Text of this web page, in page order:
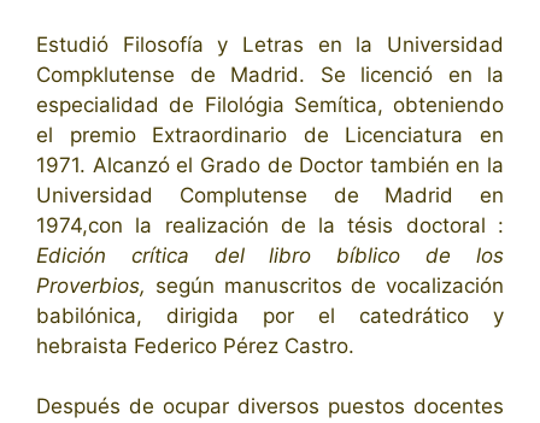
Estudió Filosofía y Letras en la Universidad
Compklutense de Madrid. Se licenció en la
especialidad de Filológia Semítica, obteniendo
el premio Extraordinario de Licenciatura en
1971. Alcanzó el Grado de Doctor también en la
Universidad Complutense de Madrid en
1974,con la realización de la tésis doctoral :
Edición crítica del libro bíblico de los
Proverbios, según manuscritos de vocalización
babilónica, dirigida por el catedrático y
hebraista Federico Pérez Castro.
Después de ocupar diversos puestos docentes